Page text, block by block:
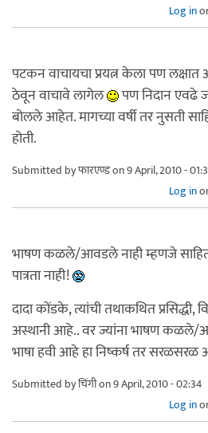
Log in
पटकन वाचायचा प्रयत्न केला पण
ठेवून वाचावे लागेल
पण निदान एवढे
बोलले आहेत. मागच्या वर्षी तर नुसती
होती.
Submitted byफारएण्डon 9 April, 2010 -
Log in
भाषण कळले/आवडले नाही म्हणजे
पात्रता नाही!
दादा कोंडके, त्यांची तथाकथित
अस्थानी आहे.. वर ज्यांना भाषण कळले/
भाषा हवी आहे हा निष्कर्ष तर सरळसरळ
Submitted byचिंगीon 9 April, 2010 - 02:34
Log in